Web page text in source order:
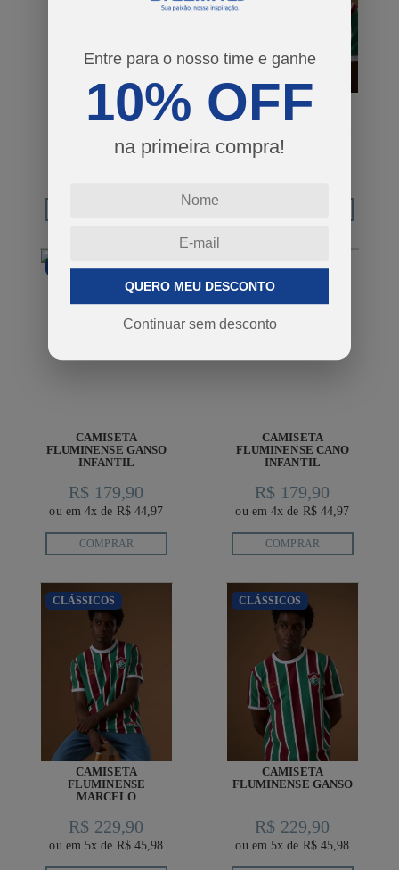
Entre para o nosso time e ganhe
10% OFF
na primeira compra!
QUERO MEU DESCONTO
Continuar sem desconto
CAMISETA
FLAMENGO
MASCULINA
R$ 259,90
CAMISETA
R$ 179,90
CLÁSSICOS
CAMISETA
FLUMINENSE GANSO
INFANTIL
R$ 179,90
ou em 4x de R$ 44,97
COMPRAR
CLÁSSICOS
CAMISETA
FLUMINENSE CANO
INFANTIL
R$ 179,90
ou em 4x de R$ 44,97
COMPRAR
CLÁSSICOS
CAMISETA
FLUMINENSE
MARCELO
R$ 229,90
ou em 5x de R$ 45,98
CLÁSSICOS
CAMISETA
FLUMINENSE GANSO
R$ 229,90
ou em 5x de R$ 45,98